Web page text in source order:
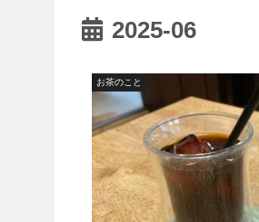
2025-06
お茶のこと